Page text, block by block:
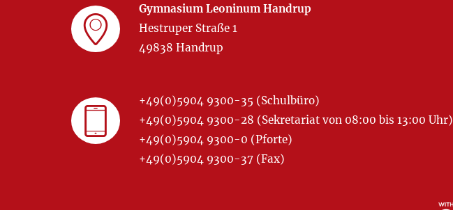
Gymnasium Leoninum Handrup
Hestruper Straße 1
49838 Handrup
+49(0)5904 9300-35 (Schulbüro)
+49(0)5904 9300-28 (Sekretariat von 08:00 bis 13:00 Uhr)
+49(0)5904 9300-0 (Pforte)
+49(0)5904 9300-37 (Fax)